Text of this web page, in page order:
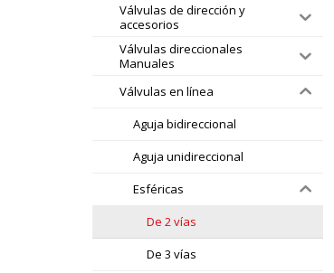
Válvulas de dirección y
accesorios
Válvulas direccionales
Manuales
Válvulas en línea
Aguja bidireccional
Aguja unidireccional
Esféricas
De 2 vías
De 3 vías